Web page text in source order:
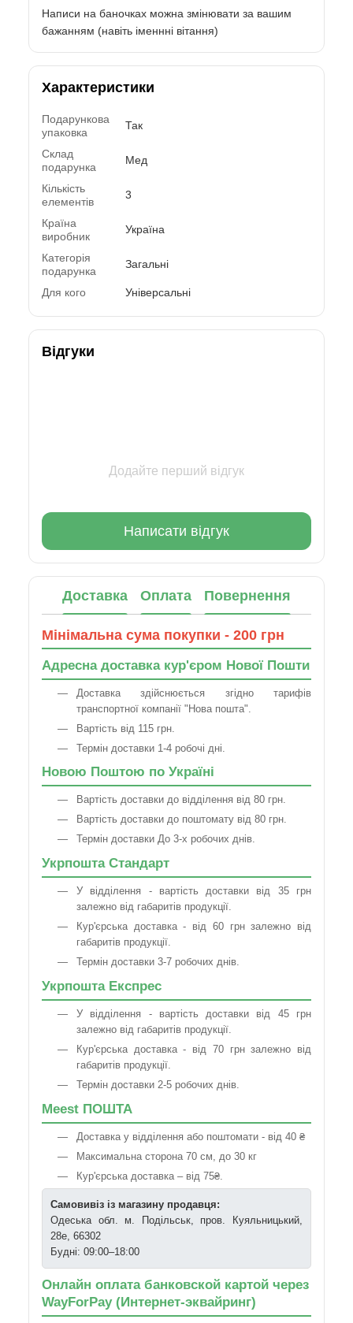
Написи на баночках можна змінювати за вашим
бажанням (навіть іменнні вітання)
Характеристики
Подарункова
упаковка
Так
Склад
подарунка
Мед
Кількість
елементів
3
Країна
виробник
Україна
Категорія
подарунка
Загальні
Для кого Універсальні
Відгуки
Додайте перший відгук
Написати відгук
Доставка Оплата Повернення
Мінімальна сума покупки - 200 грн
Адресна доставка кур'єром Нової Пошти
Доставка здійснюється згідно тарифів
транспортної компанії "Нова пошта".
Вартість від 115 грн.
Термін доставки 1-4 робочі дні.
Новою Поштою по Україні
Вартість доставки до відділення від 80 грн.
Вартість доставки до поштомату від 80 грн.
Термін доставки До 3-х робочих днів.
Укрпошта Стандарт
У відділення - вартість доставки від 35 грн
залежно від габаритів продукції.
Кур'єрська доставка - від 60 грн залежно від
габаритів продукції.
Термін доставки 3-7 робочих днів.
Укрпошта Експрес
У відділення - вартість доставки від 45 грн
залежно від габаритів продукції.
Кур'єрська доставка - від 70 грн залежно від
габаритів продукції.
Термін доставки 2-5 робочих днів.
Meest ПОШТА
Доставка у відділення або поштомати - від 40 ₴
Максимальна сторона 70 см, до 30 кг
Кур'єрська доставка – від 75₴.
Самовивіз із магазину продавця:
Одеська обл. м. Подільськ, пров. Куяльницький,
28е, 66302
Будні: 09:00–18:00
Онлайн оплата банковской картой через
WayForPay (Интернет-эквайринг)